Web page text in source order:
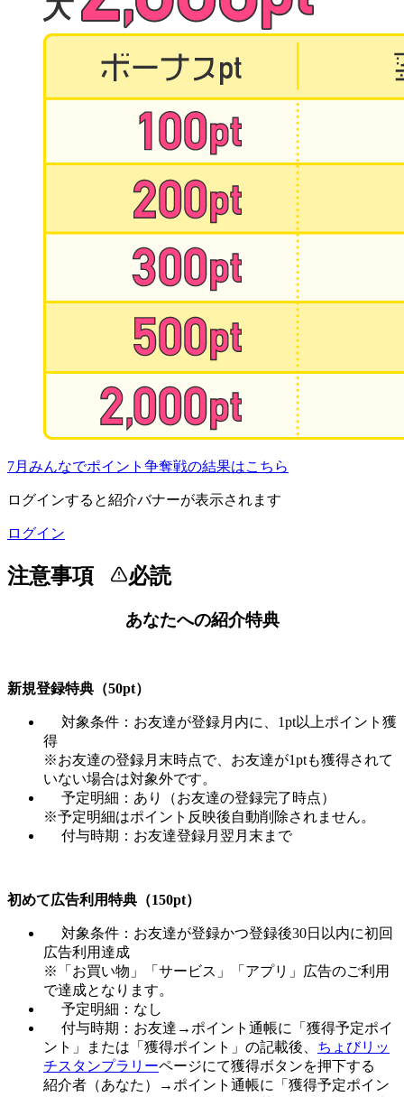
7月みんなでポイント争奪戦の結果はこちら
ログインすると紹介バナーが表示されます
ログイン
注意事項 必読
あなたへの紹介特典
新規登録特典（50pt）
対象条件：お友達が登録月内に、1pt以上ポイント獲
得
※お友達の登録月末時点で、お友達が1ptも獲得されて
いない場合は対象外です。
予定明細：あり（お友達の登録完了時点）
※予定明細はポイント反映後自動削除されません。
付与時期：お友達登録月翌月末まで
初めて広告利用特典（150pt）
対象条件：お友達が登録かつ登録後30日以内に初回
広告利用達成
※「お買い物」「サービス」「アプリ」広告のご利用
で達成となります。
予定明細：なし
付与時期：お友達→ポイント通帳に「獲得予定ポイ
ント」または「獲得ポイント」の記載後、 ちょびリッ
チスタンプラリーページにて獲得ボタンを押下する
紹介者（あなた）→ポイント通帳に「獲得予定ポイン